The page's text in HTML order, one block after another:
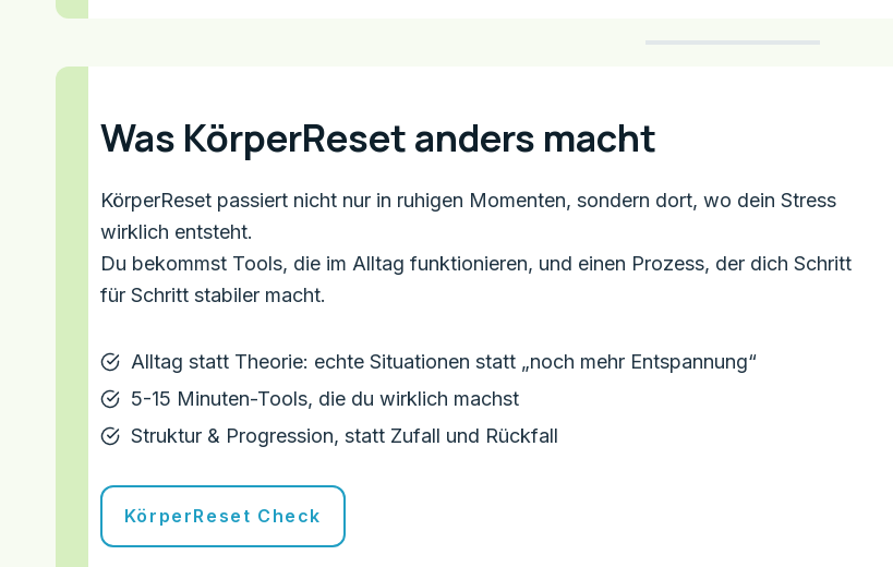
Was KörperReset anders macht
KörperReset passiert nicht nur in ruhigen Momenten, sondern dort, wo dein Stress
wirklich entsteht.
Du bekommst Tools, die im Alltag funktionieren, und einen Prozess, der dich Schritt
für Schritt stabiler macht.
Alltag statt Theorie: echte Situationen statt „noch mehr Entspannung“
5-15 Minuten-Tools, die du wirklich machst
Struktur & Progression, statt Zufall und Rückfall
KörperReset Check